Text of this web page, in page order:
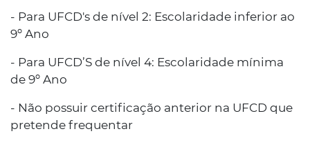
- Para UFCD's de nível 2: Escolaridade inferior ao
9º Ano
- Para UFCD’S de nível 4: Escolaridade mínima
de 9º Ano
- Não possuir certificação anterior na UFCD que
pretende frequentar